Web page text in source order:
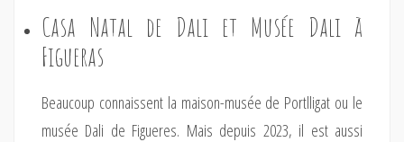
Casa Natal de Dali et Musée Dali à
Figueras
Beaucoup connaissent la maison-musée de Portlligat ou le
musée Dali de Figueres. Mais depuis 2023, il est aussi